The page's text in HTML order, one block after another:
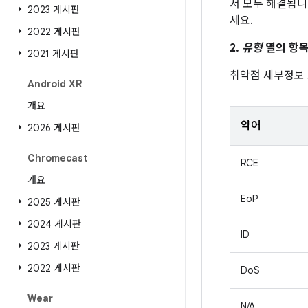
2023 게시판
2022 게시판
2021 게시판
Android XR
개요
2026 게시판
Chromecast
개요
2025 게시판
2024 게시판
2023 게시판
2022 게시판
Wear
서 모두 해결됩
세요.
2. 유형열의 항
취약점 세부정
약어
RCE
EoP
ID
DoS